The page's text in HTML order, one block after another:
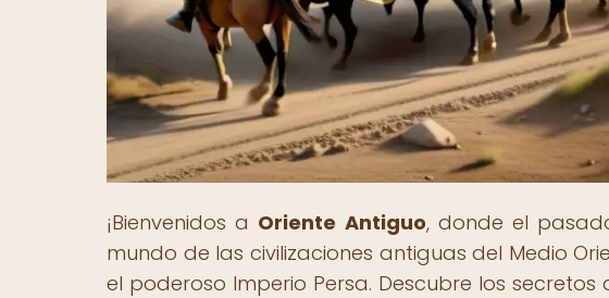
¡Bienvenidos a Oriente Antiguo, donde el
mundo de las civilizaciones antiguas del Medio
el poderoso Imperio Persa. Descubre los